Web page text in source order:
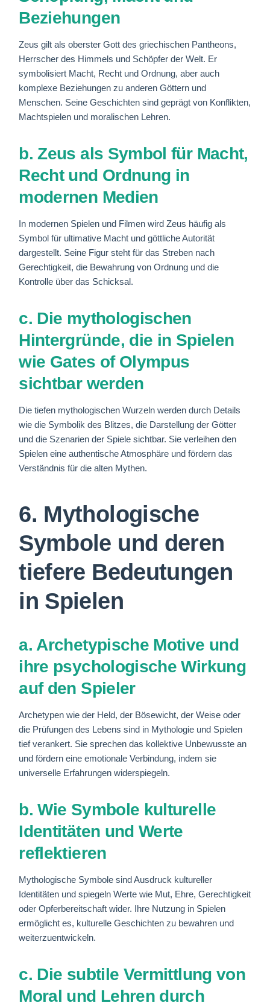
Beziehungen
Zeus gilt als oberster Gott des griechischen Pantheons,
Herrscher des Himmels und Schöpfer der Welt. Er
symbolisiert Macht, Recht und Ordnung, aber auch
komplexe Beziehungen zu anderen Göttern und
Menschen. Seine Geschichten sind geprägt von Konflikten,
Machtspielen und moralischen Lehren.
b. Zeus als Symbol für Macht,
Recht und Ordnung in
modernen Medien
In modernen Spielen und Filmen wird Zeus häufig als
Symbol für ultimative Macht und göttliche Autorität
dargestellt. Seine Figur steht für das Streben nach
Gerechtigkeit, die Bewahrung von Ordnung und die
Kontrolle über das Schicksal.
c. Die mythologischen
Hintergründe, die in Spielen
wie Gates of Olympus
sichtbar werden
Die tiefen mythologischen Wurzeln werden durch Details
wie die Symbolik des Blitzes, die Darstellung der Götter
und die Szenarien der Spiele sichtbar. Sie verleihen den
Spielen eine authentische Atmosphäre und fördern das
Verständnis für die alten Mythen.
6. Mythologische
Symbole und deren
tiefere Bedeutungen
in Spielen
a. Archetypische Motive und
ihre psychologische Wirkung
auf den Spieler
Archetypen wie der Held, der Bösewicht, der Weise oder
die Prüfungen des Lebens sind in Mythologie und Spielen
tief verankert. Sie sprechen das kollektive Unbewusste an
und fördern eine emotionale Verbindung, indem sie
universelle Erfahrungen widerspiegeln.
b. Wie Symbole kulturelle
Identitäten und Werte
reflektieren
Mythologische Symbole sind Ausdruck kultureller
Identitäten und spiegeln Werte wie Mut, Ehre, Gerechtigkeit
oder Opferbereitschaft wider. Ihre Nutzung in Spielen
ermöglicht es, kulturelle Geschichten zu bewahren und
weiterzuentwickeln.
c. Die subtile Vermittlung von
Moral und Lehren durch